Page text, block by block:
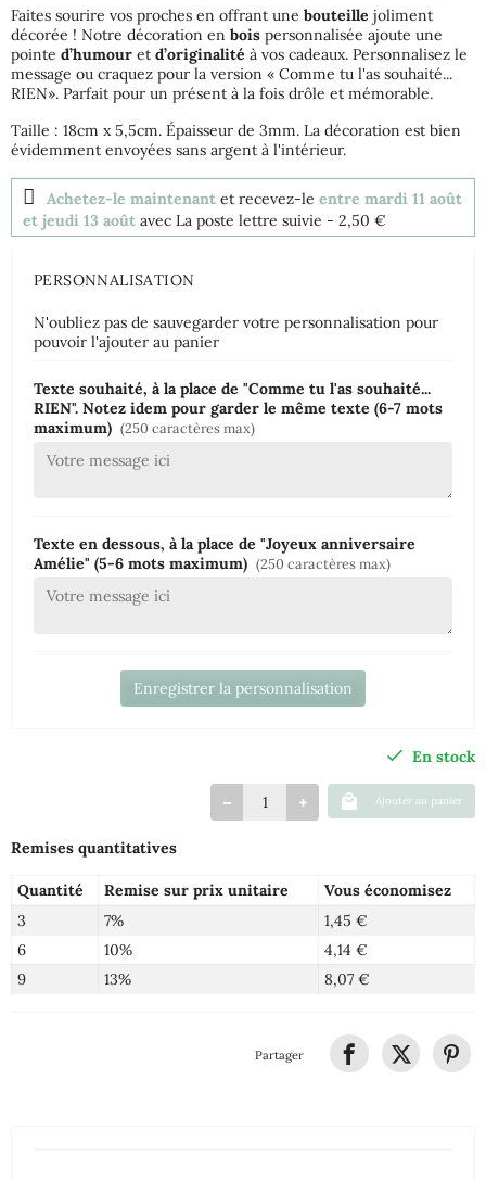
Faites sourire vos proches en offrant une bouteille joliment
décorée ! Notre décoration en bois personnalisée ajoute une
pointe d’humour et d’originalité à vos cadeaux. Personnalisez le
message ou craquez pour la version « Comme tu l'as souhaité...
RIEN». Parfait pour un présent à la fois drôle et mémorable.
Taille : 18cm x 5,5cm. Épaisseur de 3mm. La décoration est bien
évidemment envoyées sans argent à l'intérieur.
Achetez-le maintenant et recevez-le entre mardi 11 août
et jeudi 13 août avec La poste lettre suivie - 2,50 €
PERSONNALISATION
N'oubliez pas de sauvegarder votre personnalisation pour
pouvoir l'ajouter au panier
Texte souhaité, à la place de "Comme tu l'as souhaité...
RIEN". Notez idem pour garder le même texte (6-7 mots
maximum) (250 caractères max)
Texte en dessous, à la place de "Joyeux anniversaire
Amélie" (5-6 mots maximum) (250 caractères max)
Enregistrer la personnalisation
En stock
Ajouter au panier
Remises quantitatives
Quantité Remise sur prix unitaire
Vous économisez
3
7%
1,45 €
6
10%
4,14 €
9
13% 8,07 €
Partager